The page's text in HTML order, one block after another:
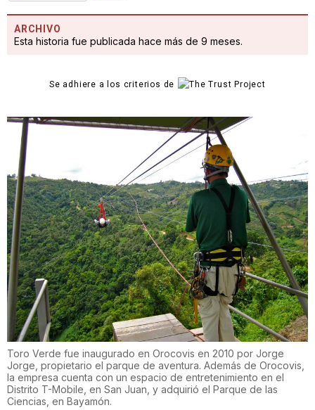
ARCHIVO
Esta historia fue publicada hace más de 9 meses.
Se adhiere a los criterios de
Toro Verde fue inaugurado en Orocovis en 2010 por Jorge
Jorge, propietario el parque de aventura. Además de Orocovis,
la empresa cuenta con un espacio de entretenimiento en el
Distrito T-Mobile, en San Juan, y adquirió el Parque de las
Ciencias, en Bayamón.